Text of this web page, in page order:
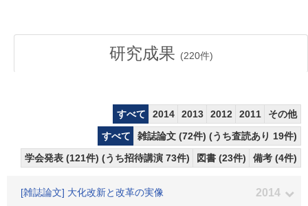
研究成果 (220件)
すべて 2014 2013 2012 2011
その他
すべて
雑誌論文 (72件) (うち査読あり 19件)
学会発表 (121件) (うち招待講演 73件)
図書 (23件) 備考 (4件)
[雑誌論文] 大化改新と改革の実像 2014